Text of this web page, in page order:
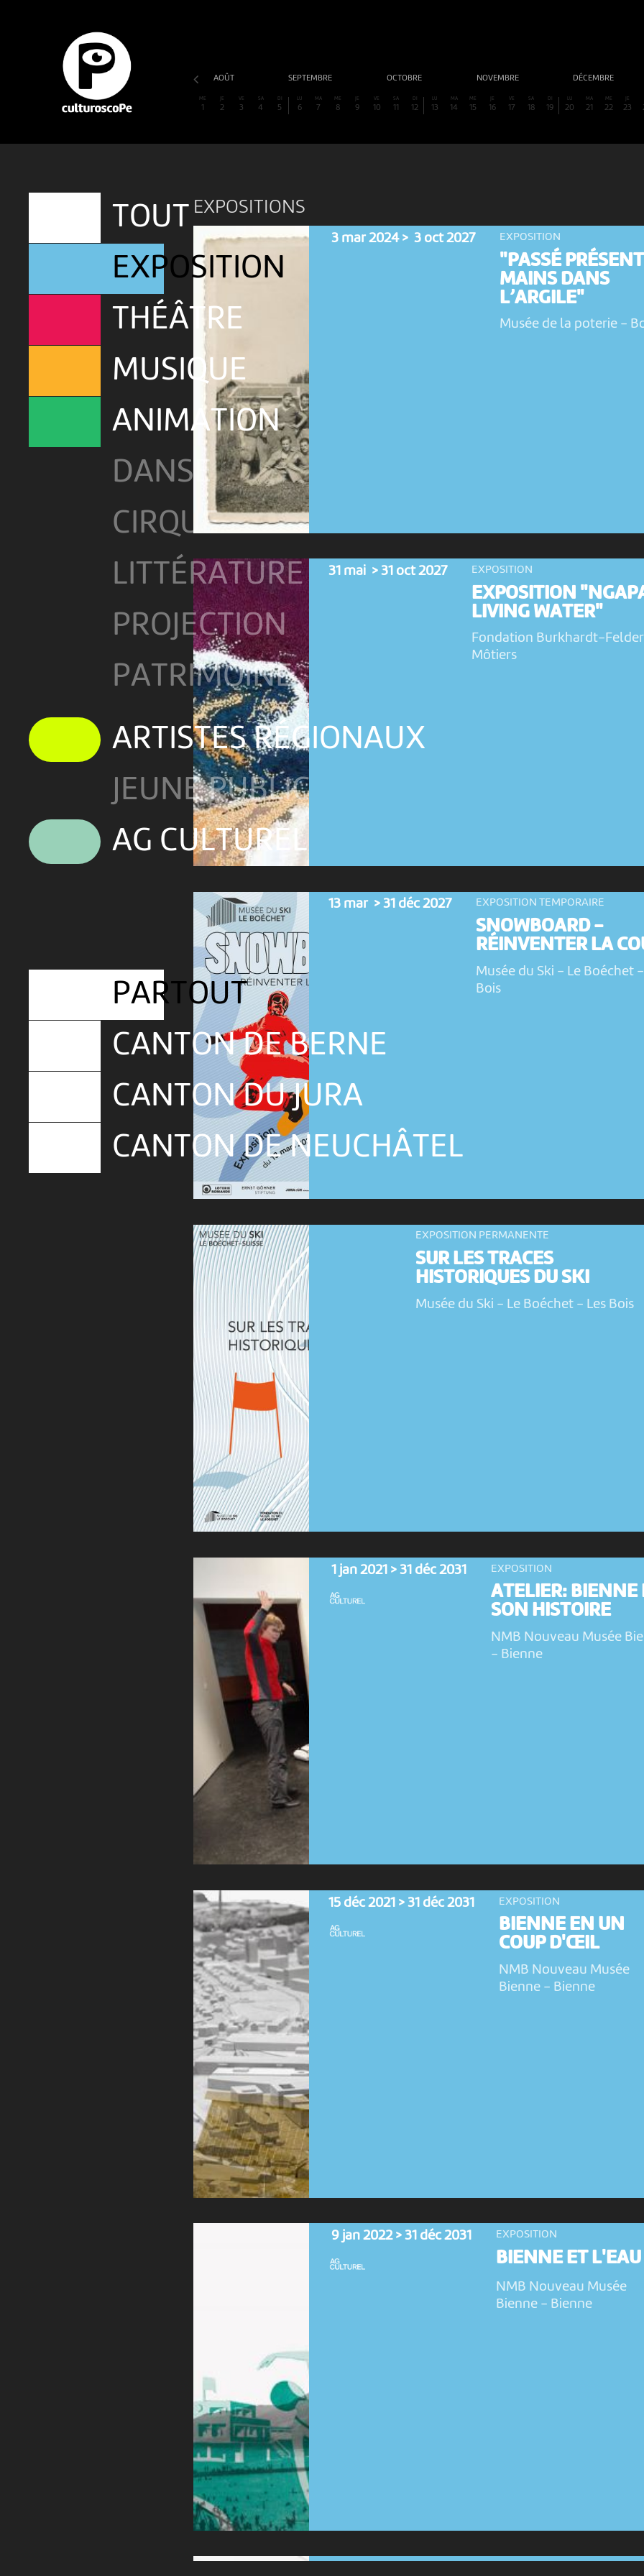
AOÛT SEPTEMBRE OCTOBRE NOVEMBRE DÉCEMBRE
ME
1
JE
2
VE
3
SA
4
DI
5
LU
6
MA
7
ME
8
JE
9
VE
10
SA
11
DI
12
LU
13
MA
14
ME
15
JE
16
VE
17
SA
18
DI
19
LU
20
MA
21
ME
22
JE
23
TOUT
EXPOSITION
THÉÂTRE
MUSIQUE
ANIMATION
DANSE
CIRQUE
LITTÉRATURE
PROJECTION
PATRIMOINE
ARTISTES RÉGIONAUX
JEUNE PUBLIC
AG CULTUREL
PARTOUT
CANTON DE BERNE
CANTON DU JURA
CANTON DE NEUCHÂTEL
EXPOSITIONS
3 mar 2024 > 3 oct 2027 EXPOSITION
"PASSÉ
MAINS DANS
L’ARGILE"
Musée de la poterie -
31 mai > 31 oct 2027 EXPOSITION
EXPOSITION
LIVING WATER"
Fondation Burkhardt-
Môtiers
13 mar > 31 déc 2027 EXPOSITION TEMPORAIRE
SNOWBOARD -
RÉINVENTER LA
Musée du Ski - Le Boéchet -
Bois
EXPOSITION PERMANENTE
SUR LES TRACES
HISTORIQUES DU SKI
Musée du Ski - Le Boéchet - Les Bois
1 jan 2021 > 31 déc 2031 EXPOSITION
ATELIER: BIENNE
SON HISTOIRE
NMB Nouveau Musée
- Bienne
15 déc 2021 > 31 déc 2031 EXPOSITION
BIENNE EN UN
COUP D'ŒIL
NMB Nouveau Musée
Bienne - Bienne
9 jan 2022 > 31 déc 2031 EXPOSITION
BIENNE ET L'EAU
NMB Nouveau Musée
Bienne - Bienne